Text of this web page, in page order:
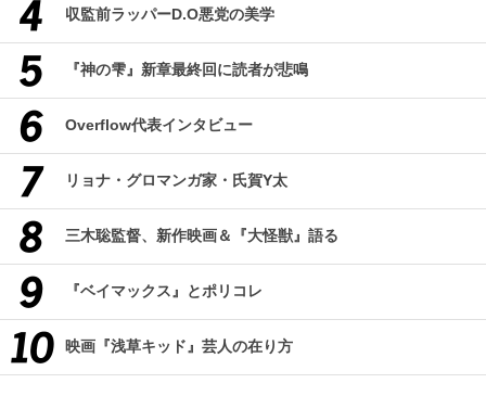
収監前ラッパーD.O悪党の美学
『神の雫』新章最終回に読者が悲鳴
Overflow代表インタビュー
リョナ・グロマンガ家・氏賀Y太
三木聡監督、新作映画＆『大怪獣』語る
『ベイマックス』とポリコレ
映画『浅草キッド』芸人の在り方